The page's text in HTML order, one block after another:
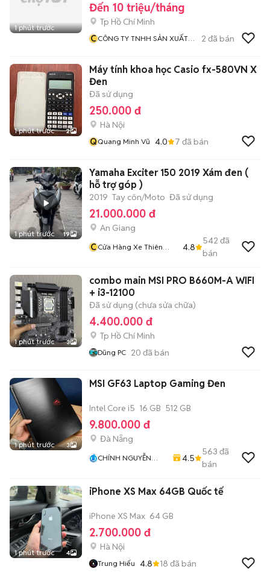
1 phút trước
Đến 10 triệu/tháng
Tp Hồ Chí Minh
CCÔNG TY TNHH SẢN XUẤT
2 đã bán
1 phút trước 2
Máy tính khoa học Casio fx-580VN X
Đen
Đã sử dụng
250.000 đ
Hà Nội
QQuang Minh Vũ 4.0 7 đã bán
1 phút trước 19
Yamaha Exciter 150 2019 Xám đen (
hỗ trợ góp )
2019 Tay côn/Moto Đã sử dụng
21.000.000 đ
An Giang
CCửa Hàng Xe Thiên
4.8
542 đã
bán
1 phút trước 3
combo main MSI PRO B660M-A WIFI
+ i3-12100
Đã sử dụng (chưa sửa chữa)
4.400.000 đ
Tp Hồ Chí Minh
Dũng PC 20 đã bán
1 phút trước 3
MSI GF63 Laptop Gaming Đen
Intel Core i5 16 GB 512 GB
9.800.000 đ
Đà Nẵng
CHÍNH NGUYỄN
4.5
563 đã
bán
1 phút trước 4
iPhone XS Max 64GB Quốc tế
iPhone XS Max 64 GB
2.700.000 đ
Hà Nội
Trung Hiếu 4.8 18 đã bán